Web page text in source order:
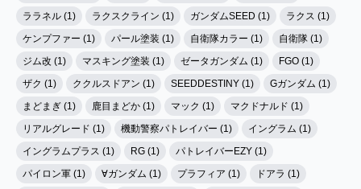
ララネル (1)
ラクスクライン (1) ガンダムSEED (1)
ラクス (1)
ケンプファー (1)
パール塗装 (1) 自衛隊カラー (1)
自衛隊 (1)
ジム改 (1)
マスキング塗装 (1) ゼータガンダム (1)
FGO (1)
ザク (1)
ククルスドアン (1) SEEDDESTINY (1)
Gガンダム (1)
まどまぎ (1)
鹿目まどか (1) マック (1)
マクドナルド (1)
リアルグレード (1)
機動警察パトレイバー (1)
イングラム (1)
イングラムプラス (1)
RG (1)
パトレイバーEZY (1)
パイロン軍 (1)
∀ガンダム (1) プラフィア (1)
ドアラ (1)